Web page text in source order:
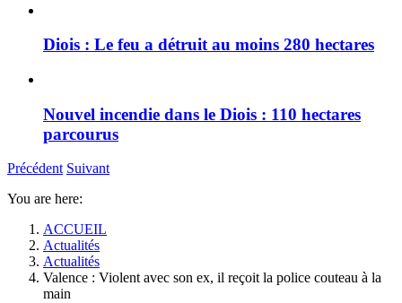
Diois : Le feu a détruit au moins 280 hectares
Nouvel incendie dans le Diois : 110 hectares
parcourus
Précédent Suivant
You are here:
ACCUEIL
Actualités
Actualités
Valence : Violent avec son ex, il reçoit la police couteau à la
main